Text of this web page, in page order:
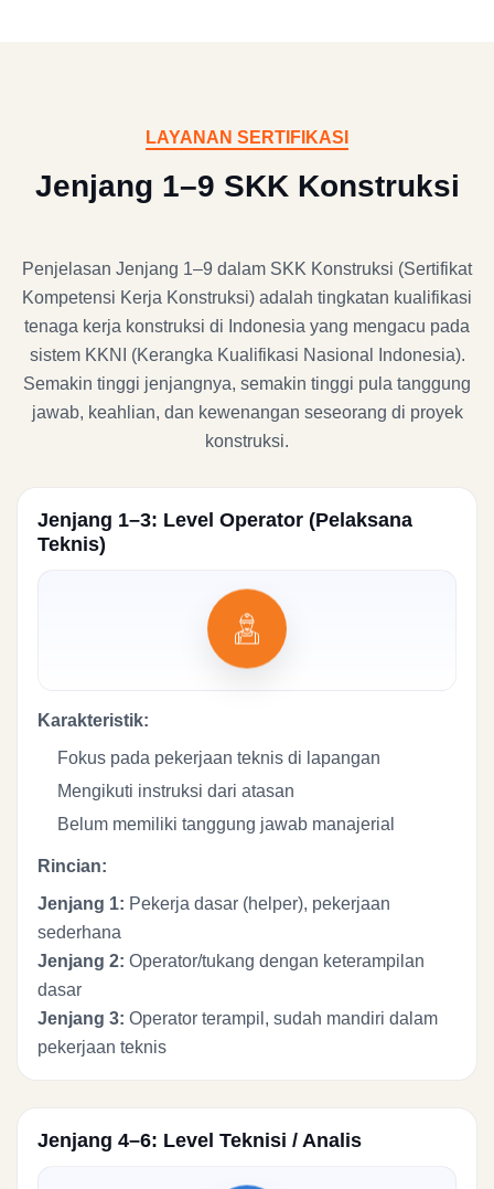
LAYANAN SERTIFIKASI
Jenjang 1–9 SKK Konstruksi
Penjelasan Jenjang 1–9 dalam SKK Konstruksi (Sertifikat
Kompetensi Kerja Konstruksi) adalah tingkatan kualifikasi
tenaga kerja konstruksi di Indonesia yang mengacu pada
sistem KKNI (Kerangka Kualifikasi Nasional Indonesia).
Semakin tinggi jenjangnya, semakin tinggi pula tanggung
jawab, keahlian, dan kewenangan seseorang di proyek
konstruksi.
Jenjang 1–3: Level Operator (Pelaksana
Teknis)
Karakteristik:
Fokus pada pekerjaan teknis di lapangan
Mengikuti instruksi dari atasan
Belum memiliki tanggung jawab manajerial
Rincian:
Jenjang 1: Pekerja dasar (helper), pekerjaan
sederhana
Jenjang 2: Operator/tukang dengan keterampilan
dasar
Jenjang 3: Operator terampil, sudah mandiri dalam
pekerjaan teknis
Jenjang 4–6: Level Teknisi / Analis